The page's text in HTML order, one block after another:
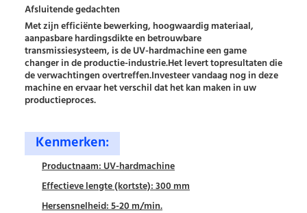
Afsluitende gedachten
Met zijn efficiënte bewerking, hoogwaardig materiaal,
aanpasbare hardingsdikte en betrouwbare
transmissiesysteem, is de UV-hardmachine een game
changer in de productie-industrie.Het levert topresultaten die
de verwachtingen overtreffen.Investeer vandaag nog in deze
machine en ervaar het verschil dat het kan maken in uw
productieproces.
Kenmerken:
Productnaam: UV-hardmachine
Effectieve lengte (kortste): 300 mm
Hersensnelheid: 5-20 m/min.